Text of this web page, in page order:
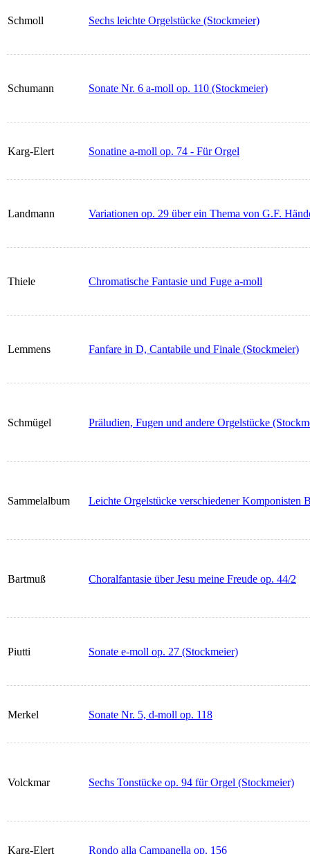
Schmoll Sechs leichte Orgelstücke (Stockmeier)
Schumann Sonate Nr. 6 a-moll op. 110 (Stockmeier)
Karg-Elert Sonatine a-moll op. 74 - Für Orgel
Landmann Variationen op. 29 über ein Thema von G.F.
Thiele Chromatische Fantasie und Fuge a-moll
Lemmens Fanfare in D, Cantabile und Finale (Stockmeier)
Schmügel Präludien, Fugen und andere Orgelstücke
Sammelalbum Leichte Orgelstücke verschiedener Komponisten
Bartmuß Choralfantasie über Jesu meine Freude op. 44/2
Piutti Sonate e-moll op. 27 (Stockmeier)
Merkel Sonate Nr. 5, d-moll op. 118
Volckmar Sechs Tonstücke op. 94 für Orgel (Stockmeier)
Karg-Elert Rondo alla Campanella op. 156